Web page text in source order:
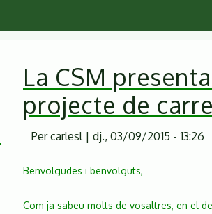
La CSM
projecte de
Percarlesl| dj., 03/09/2015 - 13:26
Benvolgudes i benvolguts,
Com ja sabeu molts de vosaltres, en el